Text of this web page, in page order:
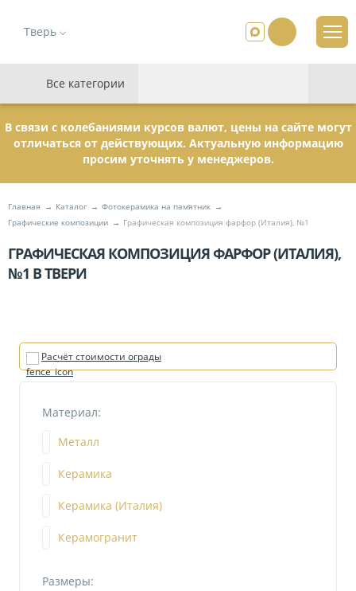
Тверь
Все категории
В связи с колебаниями курсов валют, цены на сайте могут
отличаться от действующих. Актуальную информацию
просим уточнять у менеджеров.
Главная Каталог
Фотокерамика на памятник
Графические композиции
Графическая композиция фарфор (Италия), №1
ГРАФИЧЕСКАЯ КОМПОЗИЦИЯ ФАРФОР (ИТАЛИЯ),
№1 В ТВЕРИ
Расчёт стоимости ограды
Материал:
Металл
Керамика
Керамика (Италия)
Керамогранит
Размеры: